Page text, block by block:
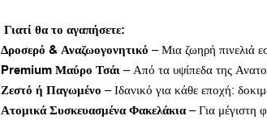
Γιατί θα το αγαπήσετε:
Δροσερό & Αναζωογονητικό – Μια ζωηρή πινελιά
Premium Μαύρο Τσάι – Από τα υψίπεδα της
Ζεστό ή Παγωμένο – Ιδανικό για κάθε εποχή:
Ατομικά Συσκευασμένα Φακελάκια– Για μέγιστη